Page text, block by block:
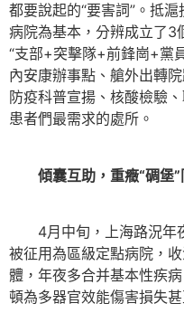
都要說起的“要害詞”。抵
病院為基本，分辨成立了3
“支部+突擊隊+前鋒崗+黨
內安康辦事點、艙外出轉
防疫科普宣揚、核酸檢驗
患者們最需求的處所。
傾囊互助，重癥“碉堡
4月中旬，上海路況年
被征用為區級定點病院，
體，年夜多合并基本性疾
頓為多器官效能傷害損失